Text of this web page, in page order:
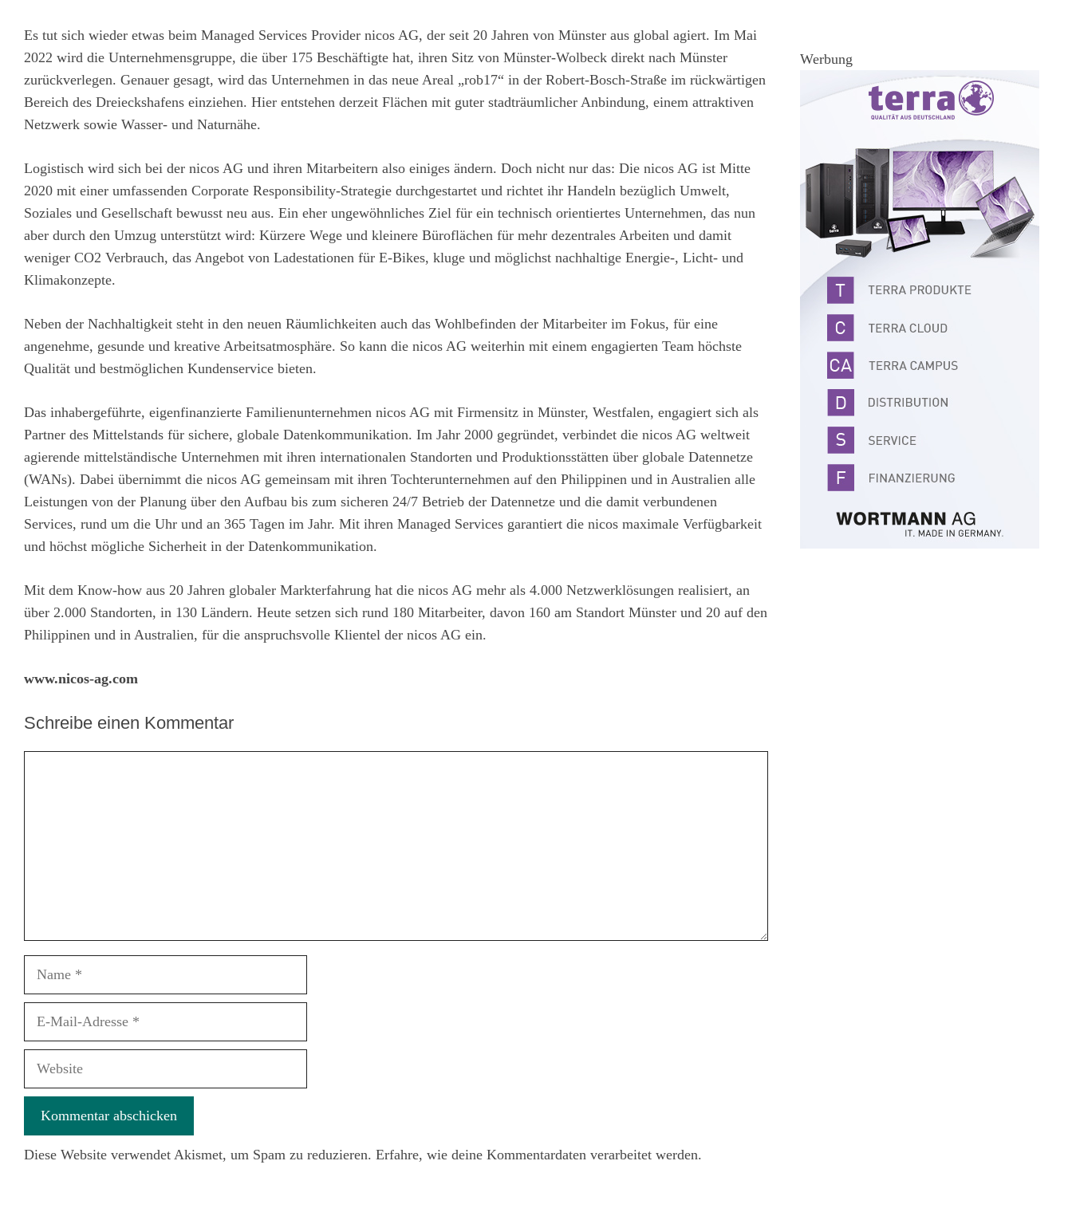
Es tut sich wieder etwas beim Managed Services Provider nicos AG, der seit 20 Jahren von Münster aus global agiert. Im Mai
2022 wird die Unternehmensgruppe, die über 175 Beschäftigte hat, ihren Sitz von Münster-Wolbeck direkt nach Münster
zurückverlegen. Genauer gesagt, wird das Unternehmen in das neue Areal „rob17“ in der Robert-Bosch-Straße im rückwärtigen
Bereich des Dreieckshafens einziehen. Hier entstehen derzeit Flächen mit guter stadträumlicher Anbindung, einem attraktiven
Netzwerk sowie Wasser- und Naturnähe.
Logistisch wird sich bei der nicos AG und ihren Mitarbeitern also einiges ändern. Doch nicht nur das: Die nicos AG ist Mitte
2020 mit einer umfassenden Corporate Responsibility-Strategie durchgestartet und richtet ihr Handeln bezüglich Umwelt,
Soziales und Gesellschaft bewusst neu aus. Ein eher ungewöhnliches Ziel für ein technisch orientiertes Unternehmen, das nun
aber durch den Umzug unterstützt wird: Kürzere Wege und kleinere Büroflächen für mehr dezentrales Arbeiten und damit
weniger CO2 Verbrauch, das Angebot von Ladestationen für E-Bikes, kluge und möglichst nachhaltige Energie-, Licht- und
Klimakonzepte.
Neben der Nachhaltigkeit steht in den neuen Räumlichkeiten auch das Wohlbefinden der Mitarbeiter im Fokus, für eine
angenehme, gesunde und kreative Arbeitsatmosphäre. So kann die nicos AG weiterhin mit einem engagierten Team höchste
Qualität und bestmöglichen Kundenservice bieten.
Das inhabergeführte, eigenfinanzierte Familienunternehmen nicos AG mit Firmensitz in Münster, Westfalen, engagiert sich als
Partner des Mittelstands für sichere, globale Datenkommunikation. Im Jahr 2000 gegründet, verbindet die nicos AG weltweit
agierende mittelständische Unternehmen mit ihren internationalen Standorten und Produktionsstätten über globale Datennetze
(WANs). Dabei übernimmt die nicos AG gemeinsam mit ihren Tochterunternehmen auf den Philippinen und in Australien alle
Leistungen von der Planung über den Aufbau bis zum sicheren 24/7 Betrieb der Datennetze und die damit verbundenen
Services, rund um die Uhr und an 365 Tagen im Jahr. Mit ihren Managed Services garantiert die nicos maximale Verfügbarkeit
und höchst mögliche Sicherheit in der Datenkommunikation.
Mit dem Know-how aus 20 Jahren globaler Markterfahrung hat die nicos AG mehr als 4.000 Netzwerklösungen realisiert, an
über 2.000 Standorten, in 130 Ländern. Heute setzen sich rund 180 Mitarbeiter, davon 160 am Standort Münster und 20 auf den
Philippinen und in Australien, für die anspruchsvolle Klientel der nicos AG ein.
www.nicos-ag.com
Schreibe einen Kommentar
Name
Website
Diese Website verwendet Akismet, um Spam zu reduzieren. Erfahre, wie deine Kommentardaten verarbeitet werden.
Werbung